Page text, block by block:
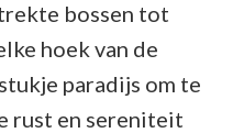
bossen tot
hoek van de
paradijs om te
rust en sereniteit